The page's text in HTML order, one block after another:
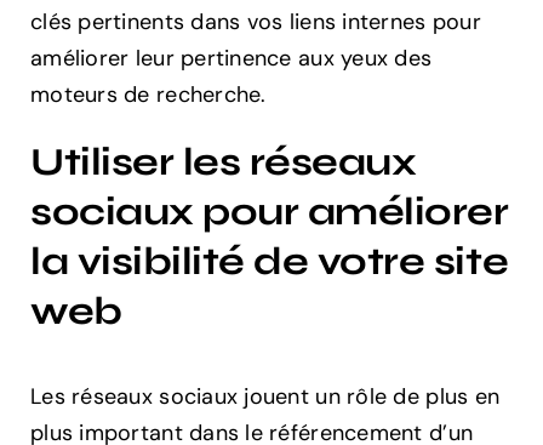
clés pertinents dans vos liens internes pour
améliorer leur pertinence aux yeux des
moteurs de recherche.
Utiliser les réseaux
sociaux pour améliorer
la visibilité de votre site
web
Les réseaux sociaux jouent un rôle de plus en
plus important dans le référencement d’un